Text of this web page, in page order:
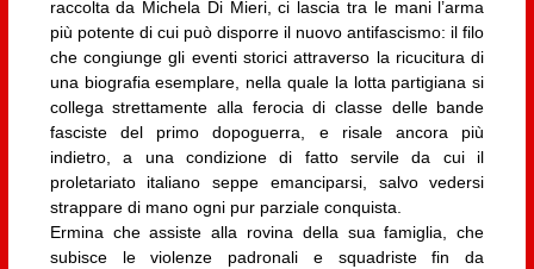
raccolta da Michela Di Mieri, ci lascia tra le mani l’arma
più potente di cui può disporre il nuovo antifascismo: il filo
che congiunge gli eventi storici attraverso la ricucitura di
una biografia esemplare, nella quale la lotta partigiana si
collega strettamente alla ferocia di classe delle bande
fasciste del primo dopoguerra, e risale ancora più
indietro, a una condizione di fatto servile da cui il
proletariato italiano seppe emanciparsi, salvo vedersi
strappare di mano ogni pur parziale conquista.
Ermina che assiste alla rovina della sua famiglia, che
subisce le violenze padronali e squadriste fin da